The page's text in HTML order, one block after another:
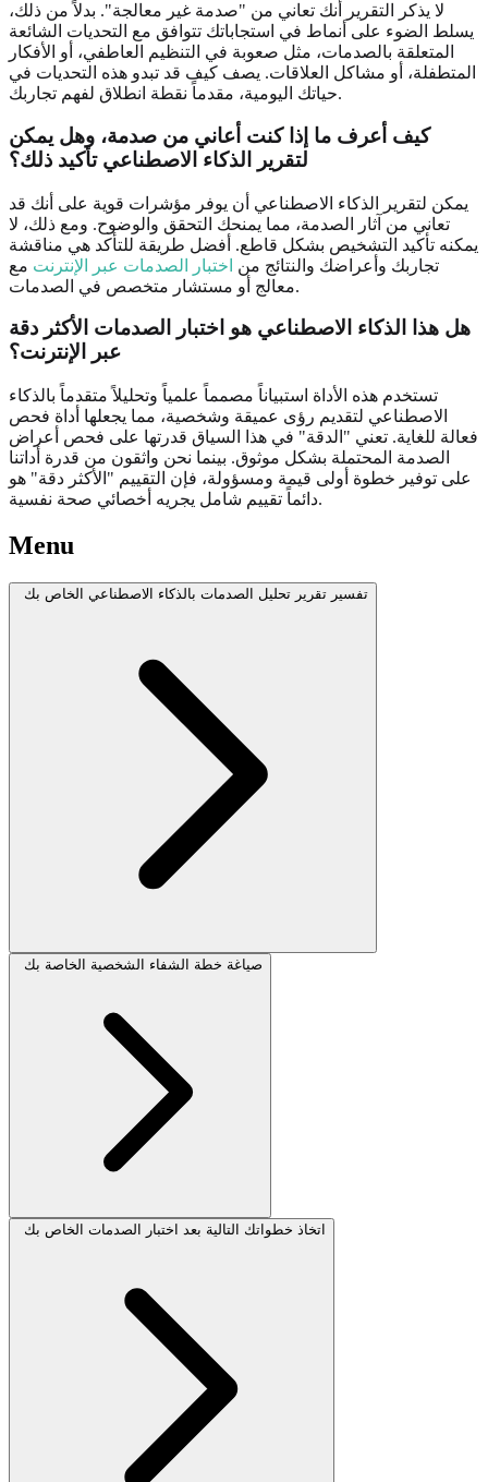
لا يذكر التقرير أنك تعاني من "صدمة غير معالجة". بدلاً من ذلك،
يسلط الضوء على أنماط في استجاباتك تتوافق مع التحديات الشائعة
المتعلقة بالصدمات، مثل صعوبة في التنظيم العاطفي، أو الأفكار
المتطفلة، أو مشاكل العلاقات. يصف كيف قد تبدو هذه التحديات في
حياتك اليومية، مقدماً نقطة انطلاق لفهم تجاربك.
كيف أعرف ما إذا كنت أعاني من صدمة، وهل يمكن
لتقرير الذكاء الاصطناعي تأكيد ذلك؟
يمكن لتقرير الذكاء الاصطناعي أن يوفر مؤشرات قوية على أنك قد
تعاني من آثار الصدمة، مما يمنحك التحقق والوضوح. ومع ذلك، لا
يمكنه تأكيد التشخيص بشكل قاطع. أفضل طريقة للتأكد هي مناقشة
تجاربك وأعراضك والنتائج من اختبار الصدمات عبر الإنترنت مع
معالج أو مستشار متخصص في الصدمات.
هل هذا الذكاء الاصطناعي هو اختبار الصدمات الأكثر دقة
عبر الإنترنت؟
تستخدم هذه الأداة استبياناً مصمماً علمياً وتحليلاً متقدماً بالذكاء
الاصطناعي لتقديم رؤى عميقة وشخصية، مما يجعلها أداة فحص
فعالة للغاية. تعني "الدقة" في هذا السياق قدرتها على فحص أعراض
الصدمة المحتملة بشكل موثوق. بينما نحن واثقون من قدرة أداتنا
على توفير خطوة أولى قيمة ومسؤولة، فإن التقييم "الأكثر دقة" هو
دائماً تقييم شامل يجريه أخصائي صحة نفسية.
Menu
تفسير تقرير تحليل الصدمات بالذكاء الاصطناعي الخاص بك
صياغة خطة الشفاء الشخصية الخاصة بك
اتخاذ خطواتك التالية بعد اختبار الصدمات الخاص بك